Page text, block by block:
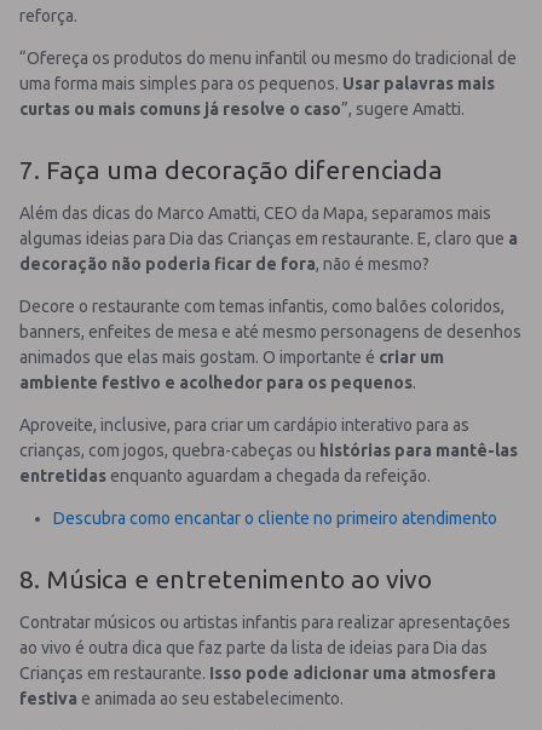
reforça.
“Ofereça os produtos do menu infantil ou mesmo do tradicional de
uma forma mais simples para os pequenos. Usar palavras mais
curtas ou mais comuns já resolve o caso”, sugere Amatti.
7. Faça uma decoração diferenciada
Além das dicas do Marco Amatti, CEO da Mapa, separamos mais
algumas ideias para Dia das Crianças em restaurante. E, claro que a
decoração não poderia ficar de fora, não é mesmo?
Decore o restaurante com temas infantis, como balões coloridos,
banners, enfeites de mesa e até mesmo personagens de desenhos
animados que elas mais gostam. O importante é criar um
ambiente festivo e acolhedor para os pequenos.
Aproveite, inclusive, para criar um cardápio interativo para as
crianças, com jogos, quebra-cabeças ou histórias para mantê-las
entretidas enquanto aguardam a chegada da refeição.
Descubra como encantar o cliente no primeiro atendimento
8. Música e entretenimento ao vivo
Contratar músicos ou artistas infantis para realizar apresentações
ao vivo é outra dica que faz parte da lista de ideias para Dia das
Crianças em restaurante. Isso pode adicionar uma atmosfera
festiva e animada ao seu estabelecimento.